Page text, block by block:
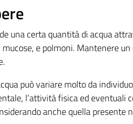
una certa quantità di acqua
e polmoni. Mantenere
può variare molto da
l’attività fisica ed eventuali
anche quella presente